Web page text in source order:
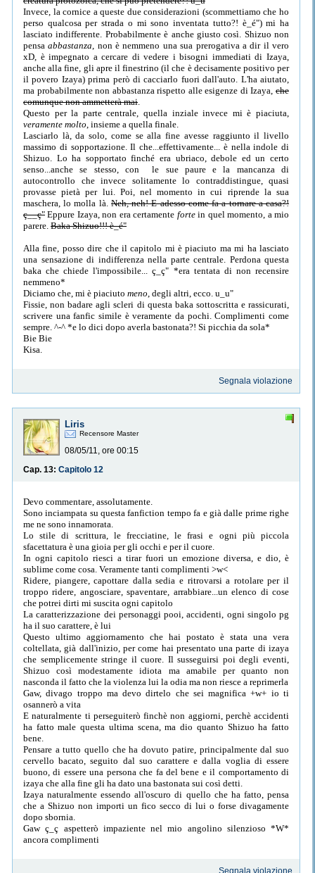
Invece, la cornice a queste due considerazioni (scommettiamo che ho
perso qualcosa per strada o mi sono inventata tutto?! è_é") mi ha
lasciato indifferente. Probabilmente è anche giusto così. Shizuo non
pensaabbastanza , non è nemmeno una sua prerogativa a dir il vero
xD, è impegnato a cercare di vedere i bisogni immediati di Izaya,
anche alla fine, gli apre il finestrino (il che è decisamente positivo per
il povero Izaya) prima però di cacciarlo fuori dall'auto. L'ha aiutato,
ma probabilmente non abbastanza rispetto alle esigenze di Izaya, che
comunque non ammetterà mai
Questo per la parte centrale, quella inziale invece mi è piaciuta,
veramente molto , insieme a quella finale.
Lasciarlo là, da solo, come se alla fine avesse raggiunto il livello
massimo di sopportazione. Il che...effettivamente... è nella indole di
Shizuo. Lo ha sopportato finché era ubriaco, debole ed un certo
senso...anche se stesso, con le sue paure e la mancanza di
autocontrollo che invece solitamente lo contraddistingue, quasi
provasse pietà per lui. Poi, nel momento in cui riprende la sua
maschera, lo molla là. Neh, neh! E adesso come fa a tornare a casa?!
ç__ç" Eppure Izaya, non era certamente fortein quel momento, a mio
parere. Baka Shizuo!!! è_é"
Alla fine, posso dire che il capitolo mi è piaciuto ma mi ha lasciato
una sensazione di indifferenza nella parte centrale. Perdona questa
baka che chiede l'impossibile... ç_ç" *era tentata di non recensire
nemmeno*
Diciamo che, mi è piaciuto meno , degli altri, ecco. u_u"
Fissie, non badare agli scleri di questa baka sottoscritta e rassicurati,
scrivere una fanfic simile è veramente da pochi. Complimenti come
sempre. ^-^ *e lo dici dopo averla bastonata?! Si picchia da sola*
Bie Bie
Kisa.
Segnala violazione
Liris
Recensore Master
08/05/11, ore 00:15
Cap. 13: Capitolo 12
Devo commentare, assolutamente.
Sono inciampata su questa fanfiction tempo fa e già dalle prime righe
me ne sono innamorata.
Lo stile di scrittura, le frecciatine, le frasi e ogni più piccola
sfacettatura è una gioia per gli occhi e per il cuore.
In ogni capitolo riesci a tirar fuori un emozione diversa, e dio, è
sublime come cosa. Veramente tanti complimenti >w<
Ridere, piangere, capottare dalla sedia e ritrovarsi a rotolare per il
troppo ridere, angosciare, spaventare, arrabbiare...un elenco di cose
che potrei dirti mi suscita ogni capitolo
La caratterizzazione dei personaggi pooi, accidenti, ogni singolo pg
ha il suo carattere, è lui
Questo ultimo aggiornamento che hai postato è stata una vera
coltellata, già dall'inizio, per come hai presentato una parte di izaya
che semplicemente stringe il cuore. Il susseguirsi poi degli eventi,
Shizuo così modestamente idiota ma amabile per quanto non
nasconda il fatto che la violenza lui la odia ma non riesce a reprimerla
Gaw, divago troppo ma devo dirtelo che sei magnifica +w+ io ti
osannerò a vita
E naturalmente ti perseguiterò finchè non aggiorni, perchè accidenti
ha fatto male questa ultima scena, ma dio quanto Shizuo ha fatto
bene.
Pensare a tutto quello che ha dovuto patire, principalmente dal suo
cervello bacato, seguito dal suo carattere e dalla voglia di essere
buono, di essere una persona che fa del bene e il comportamento di
izaya che alla fine gli ha dato una bastonata sui così detti.
Izaya naturalmente essendo all'oscuro di quello che ha fatto, pensa
che a Shizuo non importi un fico secco di lui o forse divagamente
dopo sbornia.
Gaw ç_ç aspetterò impaziente nel mio angolino silenzioso *W*
ancora complimenti